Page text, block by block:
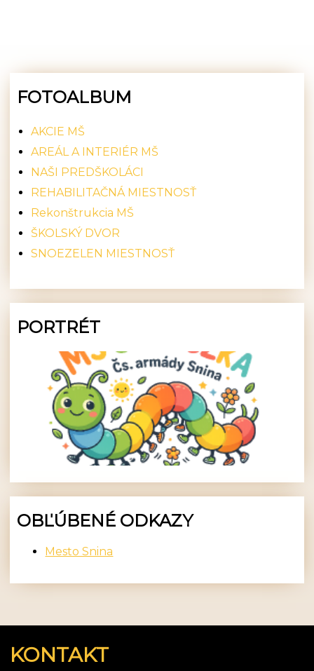
FOTOALBUM
AKCIE MŠ
AREÁL A INTERIÉR MŠ
NAŠI PREDŠKOLÁCI
REHABILITAČNÁ MIESTNOSŤ
Rekonštrukcia MŠ
ŠKOLSKÝ DVOR
SNOEZELEN MIESTNOSŤ
PORTRÉT
OBĽÚBENÉ ODKAZY
Mesto Snina
KONTAKT